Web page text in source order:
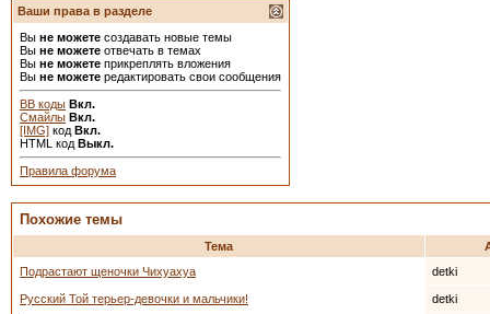
Ваши права в разделе
Вы не можете создавать новые темы
Вы не можете отвечать в темах
Вы не можете прикреплять вложения
Вы не можете редактировать свои сообщения
BB коды Вкл.
Смайлы Вкл.
[IMG] код Вкл.
HTML код Выкл.
Правила форума
Похожие темы
Тема
Подрастают щеночки Чихуахуа
detki
Русский Той терьер-девочки и мальчики! detki